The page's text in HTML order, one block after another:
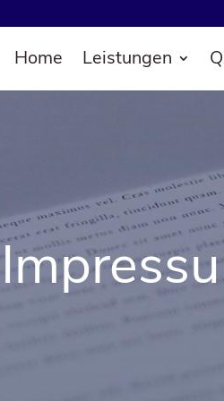
Home Leis­tun­gen